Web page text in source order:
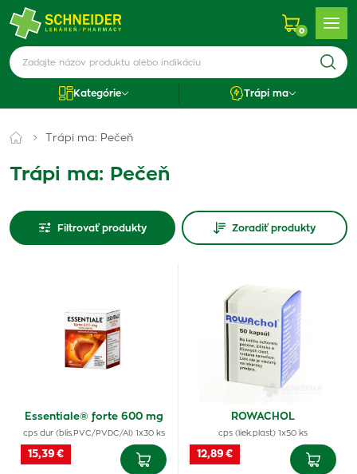
0
Kategórie Trápi ma
Trápi ma: Pečeň
Trápi ma: Pečeň
Filtrovať produkty Zoradiť produkty
Essentiale® forte 600 mg
cps dur (blis.PVC/PVDC/Al) 1x30 ks
15,39 €
ROWACHOL
cps (liek.plast) 1x50 ks
12,89 €